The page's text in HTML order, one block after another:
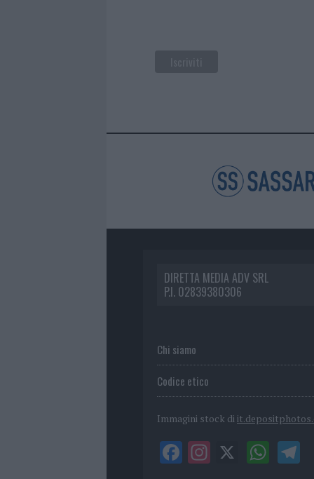
DIRETTA MEDIA ADV SRL
P.I. 02839380306
Chi siamo
Codice etico
Immagini stock di